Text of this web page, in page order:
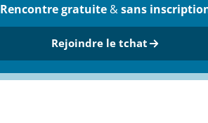
Rencontre gratuite &sans
Rejoindre le tchat